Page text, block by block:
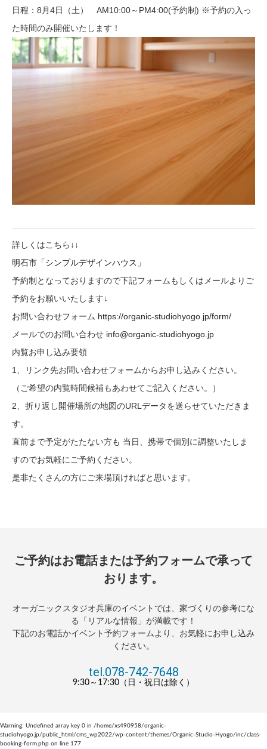
日程：8月4日（土） AM10:00～PM4:00(予約制) ※予約の入っ
た時間のみ開催いたします！
詳しくはこちら↓↓
明石市「シンプルデザインハウス」
予約制 となっておりますので下記フォームもしくはメールよりご
予約をお願いいたします↓
お問い合わせフォーム https://organic-studiohyogo.jp/form/
メールでのお問い合わせ info@organic-studiohyogo.jp
内覧お申し込み要領
1、リンク先お問い合わせフォームからお申し込みください。
（ご希望の内覧時間候補もあわせてご記入ください。）
2、折り返し開催場所の地図のURLデータを送らせていただきま
す。
直前まで予定がたたない方も 当日、携帯で個別に調整いたしま
すのでお気軽にご予約ください。
是非たくさんの方にご来場頂ければと思います。
ご予約はお電話または予約フォームで承って
おります。
オーガニックスタジオ兵庫のイベントでは、家づくりの参考にな
る「リアルな情報」が満載です！
下記のお電話かイベント予約フォームより、お気軽にお申し込み
ください。
tel.078-742-7648
9:30～17:30（日・祝日は除く）
Warning: Undefined array key 0 in /home/xs490958/organic-
studiohyogo.jp/public_html/cms_wp2022/wp-content/themes/Organic-Studio-Hyogo/inc/class-
booking-form.php on line 177